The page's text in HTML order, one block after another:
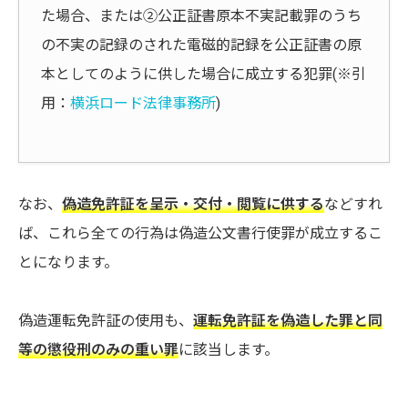
た場合、または②公正証書原本不実記載罪のうち
の不実の記録のされた電磁的記録を公正証書の原
本としてのように供した場合に成立する犯罪(※引
用： 横浜ロード法律事務所)
なお、 偽造免許証を呈示・交付・閲覧に供するなどすれ
ば、これら全ての行為は偽造公文書行使罪が成立するこ
とになります。
偽造運転免許証の使用も、 運転免許証を偽造した罪と同
等の懲役刑のみの重い罪に該当します。